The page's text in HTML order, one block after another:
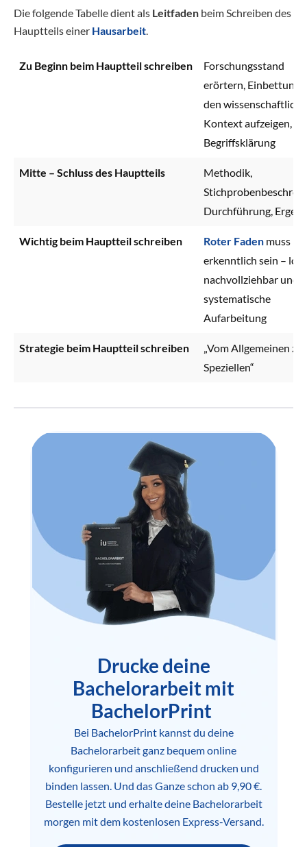
Die folgende Tabelle dient als Leitfaden beim Schreiben des
Hauptteils einer Hausarbeit.
Zu Beginn beim Hauptteil schreiben
Forschungsstand
erörtern, Einbettung
den
Kontext aufzeigen,
Begriffsklärung
Mitte – Schluss des Hauptteils
Methodik,
Durchführung,
Wichtig beim Hauptteil schreiben Roter Faden muss
erkenntlich sein –
nachvollziehbar und
systematische
Aufarbeitung
Strategie beim Hauptteil schreiben
„Vom Allgemeinen
Speziellen“
Drucke deine
Bachelorarbeit mit
BachelorPrint
Bei BachelorPrint kannst du deine
Bachelorarbeit ganz bequem online
konfigurieren und anschließend drucken und
binden lassen. Und das Ganze schon ab 9,90 €.
Bestelle jetzt und erhalte deine Bachelorarbeit
morgen mit dem kostenlosen Express-Versand.